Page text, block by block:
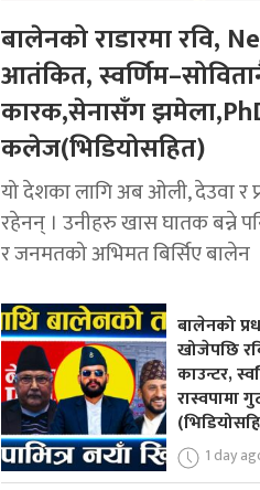
बालेनको राडारमा रवि,
आतंकित,
कारक,सेनासँग
कलेज(भिडियोसहित)
यो देशका लागि अब ओली, देउवा र
रहेनन् । उनीहरु खास घातक बन्ने
र जनमतको अभिमत बिर्सिए बालेन
बालेनको
खोजेपछि
काउन्टर,
रास्वपामा
1 day